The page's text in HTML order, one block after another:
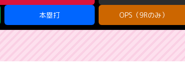
本塁打 OPS（9Rのみ）